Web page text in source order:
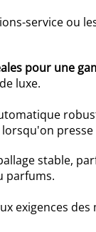
service ou
pour une
luxe.
stable,
parfums.
exigences